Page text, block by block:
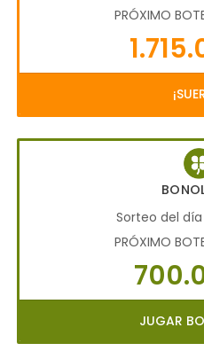
PRÓXIMO
Sorteo del
PRÓXIMO
JUGAR